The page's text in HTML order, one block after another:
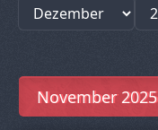
November 2025